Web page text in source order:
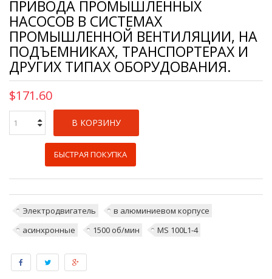
ПРИВОДА ПРОМЫШЛЕННЫХ
НАСОСОВ В СИСТЕМАХ
ПРОМЫШЛЕННОЙ ВЕНТИЛЯЦИИ, НА
ПОДЪЕМНИКАХ, ТРАНСПОРТЕРАХ И
ДРУГИХ ТИПАХ ОБОРУДОВАНИЯ.
$171.60
В КОРЗИНУ
БЫСТРАЯ ПОКУПКА
Электродвигатель
в алюминиевом корпусе
асинхронные
1500 об/мин MS 100L1-4